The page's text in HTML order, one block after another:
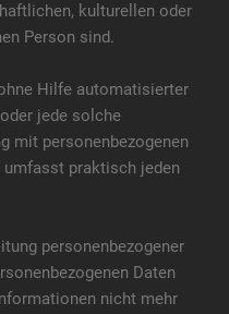
kulturellen oder
Person sind.
Hilfe automatisierter
jede solche
mit personenbezogenen
praktisch jeden
personenbezogener
Daten
nicht mehr